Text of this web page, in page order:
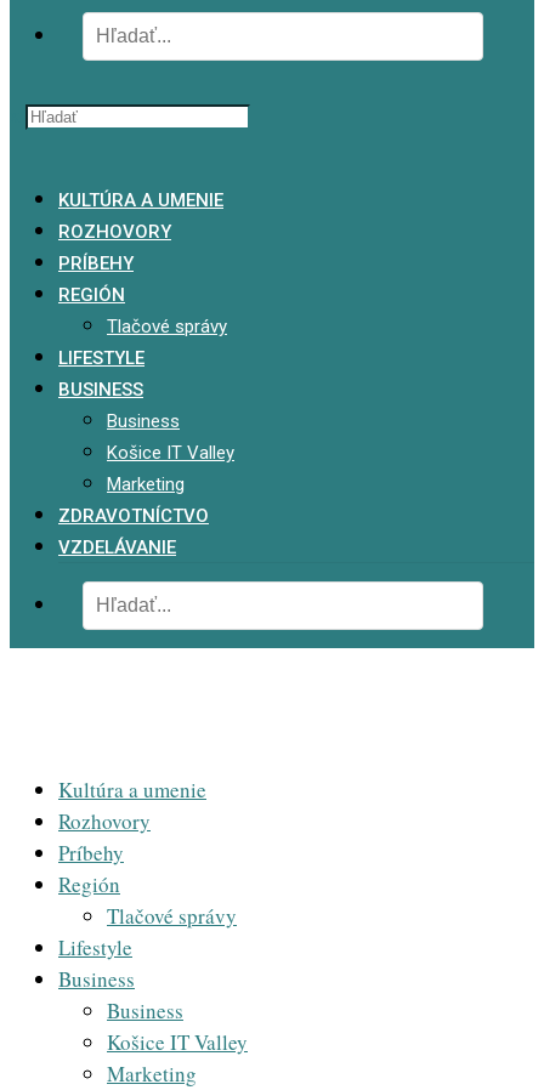
KULTÚRA A UMENIE
ROZHOVORY
PRÍBEHY
REGIÓN
Tlačové správy
LIFESTYLE
BUSINESS
Business
Košice IT Valley
Marketing
ZDRAVOTNÍCTVO
VZDELÁVANIE
Kultúra a umenie
Rozhovory
Príbehy
Región
Tlačové správy
Lifestyle
Business
Business
Košice IT Valley
Marketing